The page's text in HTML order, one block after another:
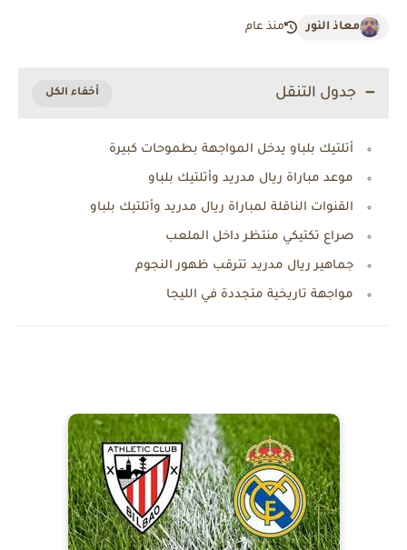
معاذ النور منذ عام
جدول التنقل
أتلتيك بلباو يدخل المواجهة بطموحات كبيرة
موعد مباراة ريال مدريد وأتلتيك بلباو
القنوات الناقلة لمباراة ريال مدريد وأتلتيك بلباو
صراع تكتيكي منتظر داخل الملعب
جماهير ريال مدريد تترقب ظهور النجوم
مواجهة تاريخية متجددة في الليجا